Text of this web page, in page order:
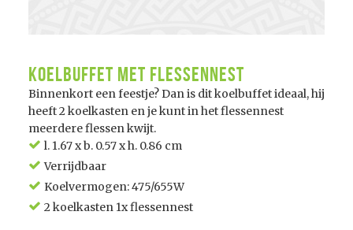
Koelbuffet met flessennest
Binnenkort een feestje? Dan is dit koelbuffet ideaal, hij
heeft 2 koelkasten en je kunt in het flessennest
meerdere flessen kwijt.
l. 1.67 x b. 0.57 x h. 0.86 cm
Verrijdbaar
Koelvermogen: 475/655W
2 koelkasten 1x flessennest